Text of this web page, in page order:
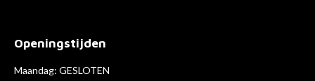
o
k
g
a
Openingstijden
Maandag: GESLOTEN